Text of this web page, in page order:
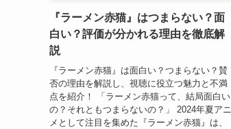
『ラーメン赤猫』はつまらない？面
白い？評価が分かれる理由を徹底解
説
『ラーメン赤猫』は面白い？つまらない？賛
否の理由を解説し、視聴に役立つ魅力と不満
点を紹介！ 「ラーメン赤猫って、結局面白い
の？それともつまらないの？」 2024年夏アニ
メとして注目を集めた『ラーメン赤猫』は、